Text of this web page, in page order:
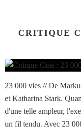
CRITIQUE
23 000 vies // De
et Katharina Stark.
d'une telle ampleur,
un fil tendu. Avec 23